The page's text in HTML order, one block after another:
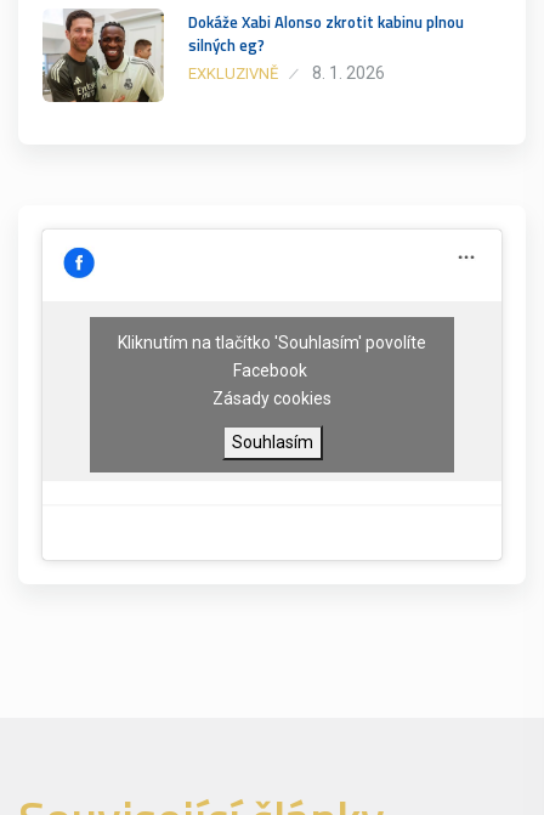
Dokáže Xabi Alonso zkrotit kabinu plnou
silných eg?
EXKLUZIVNĚ 8. 1. 2026
Kliknutím na tlačítko 'Souhlasím' povolíte
Facebook
Zásady cookies
Souhlasím